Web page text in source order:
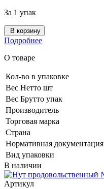
За 1 упак
В корзину
Подробнее
О товаре
Кол-во в упаковке
Вес Нетто шт
Вес Брутто упак
Производитель
Торговая марка
Страна
Нормативная документация
Вид упаковки
В наличии
Артикул